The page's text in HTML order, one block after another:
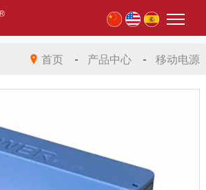
首页 - 产品中心 - 移动电源